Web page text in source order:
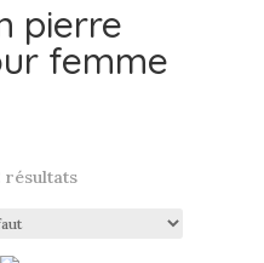
pierre
femme
résultats